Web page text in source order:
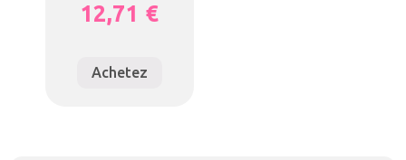
12,71 €
Achetez